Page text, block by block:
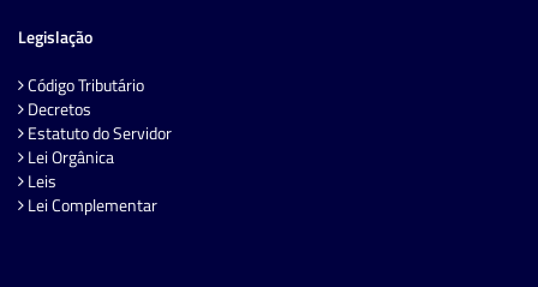
Legislação
Código Tributário
Decretos
Estatuto do Servidor
Lei Orgânica
Leis
Lei Complementar